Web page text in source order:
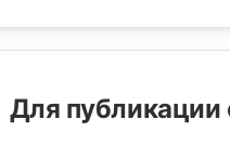
Для публикации